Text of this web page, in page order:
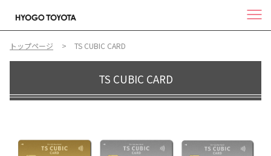
トップページ TS CUBIC CARD
TS CUBIC CARD